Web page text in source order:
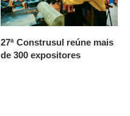
27ª Construsul reúne mais
de 300 expositores